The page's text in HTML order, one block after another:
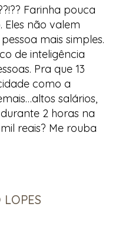
Farinha pouca
Eles não valem
mais simples.
de inteligência
Pra que 13
como a
salários,
2 horas na
reais? Me rouba